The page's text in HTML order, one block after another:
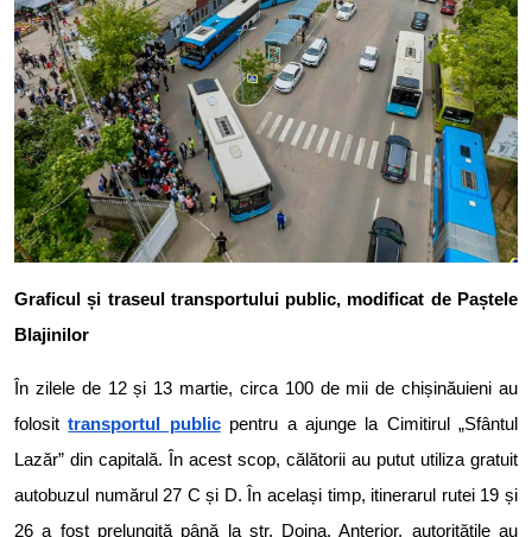
Graficul și traseul transportului public, modificat de Paștele
Blajinilor
În zilele de 12 și 13 martie, circa 100 de mii de chișinăuieni au
folosittransportul publicpentru a ajunge la Cimitirul „Sfântul
Lazăr” din capitală. În acest scop, călătorii au putut utiliza gratuit
autobuzul numărul 27 C și D. În același timp, itinerarul rutei 19 și
26 a fost prelungită până la str. Doina. Anterior, autoritățile au